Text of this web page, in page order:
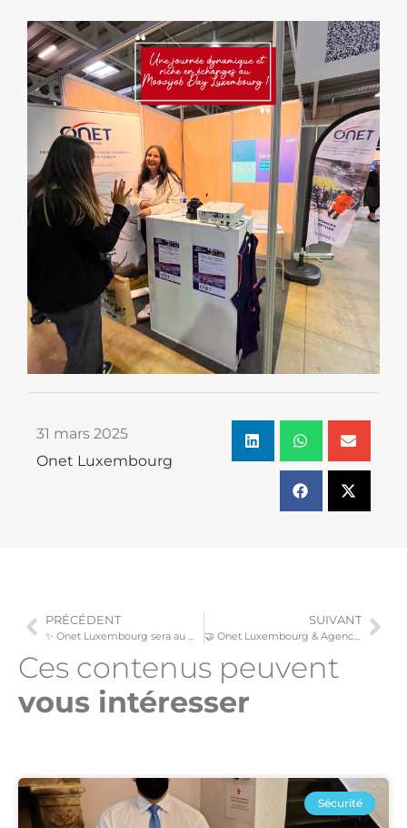
31 mars 2025
Onet Luxembourg
PRÉCÉDENT SUIVANT
🤝 Onet Luxembourg & Agence pour le développement de l’emploi (ADEM) : un partenariat pour l’emploi !
Ces contenus peuvent
vous intéresser​
Sécurité